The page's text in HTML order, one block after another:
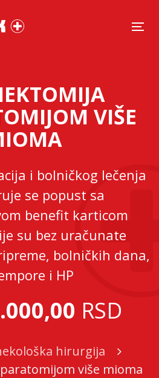
VIŠE
i bolničkog lečenja
se popust sa
benefit karticom
su bez uračunate
bolničkih dana,
i HP
RSD
hirurgija
više mioma